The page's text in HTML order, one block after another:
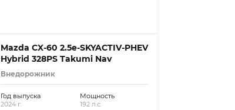
Mazda CX-60 2.5e-SKYACTIV-PHEV
Hybrid 328PS Takumi Nav
Внедорожник
Год выпуска
2024 г.
Мощность
192 л.с.